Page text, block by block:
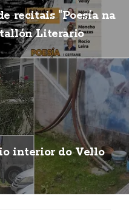
recitais "Poesía na
Literario
interior do Vello